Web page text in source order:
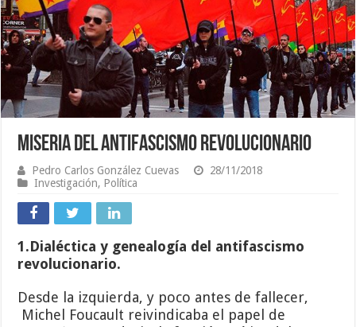
Miseria del antifascismo revolucionario
Pedro Carlos González Cuevas
28/11/2018
Investigación, Política
1.Dialéctica y genealogía del antifascismo
revolucionario.
Desde la izquierda, y poco antes de fallecer,
Michel Foucault reivindicaba el papel de